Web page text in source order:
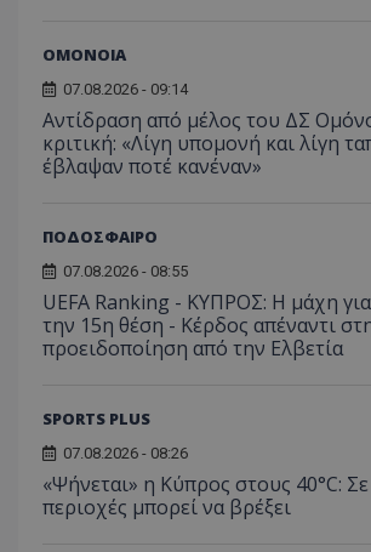
ΟΜΟΝΟΙΑ
07.08.2026 - 09:14
Αντίδραση από μέλος του ΔΣ
κριτική: «Λίγη υπομονή και λίγη
έβλαψαν ποτέ κανέναν»
ΠΟΔΟΣΦΑΙΡΟ
07.08.2026 - 08:55
UEFA Ranking - ΚΥΠΡΟΣ: Η μάχη
την 15η θέση - Κέρδος απέναντι
προειδοποίηση από την Ελβετία
SPORTS PLUS
07.08.2026 - 08:26
«Ψήνεται» η Κύπρος στους 40°C: Σε
περιοχές μπορεί να βρέξει